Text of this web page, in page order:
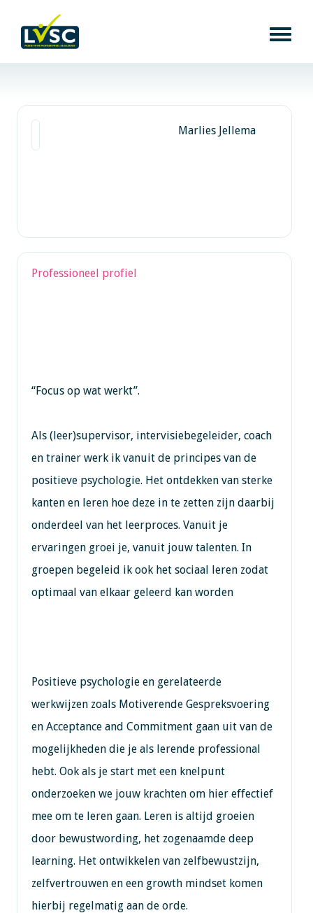
Marlies Jellema
Professioneel profiel
“Focus op wat werkt”.
Als (leer)supervisor, intervisiebegeleider, coach
en trainer werk ik vanuit de principes van de
positieve psychologie. Het ontdekken van sterke
kanten en leren hoe deze in te zetten zijn daarbij
onderdeel van het leerproces. Vanuit je
ervaringen groei je, vanuit jouw talenten. In
groepen begeleid ik ook het sociaal leren zodat
optimaal van elkaar geleerd kan worden
Positieve psychologie en gerelateerde
werkwijzen zoals Motiverende Gespreksvoering
en Acceptance and Commitment gaan uit van de
mogelijkheden die je als lerende professional
hebt. Ook als je start met een knelpunt
onderzoeken we jouw krachten om hier effectief
mee om te leren gaan. Leren is altijd groeien
door bewustwording, het zogenaamde deep
learning. Het ontwikkelen van zelfbewustzijn,
zelfvertrouwen en een growth mindset komen
hierbij regelmatig aan de orde.